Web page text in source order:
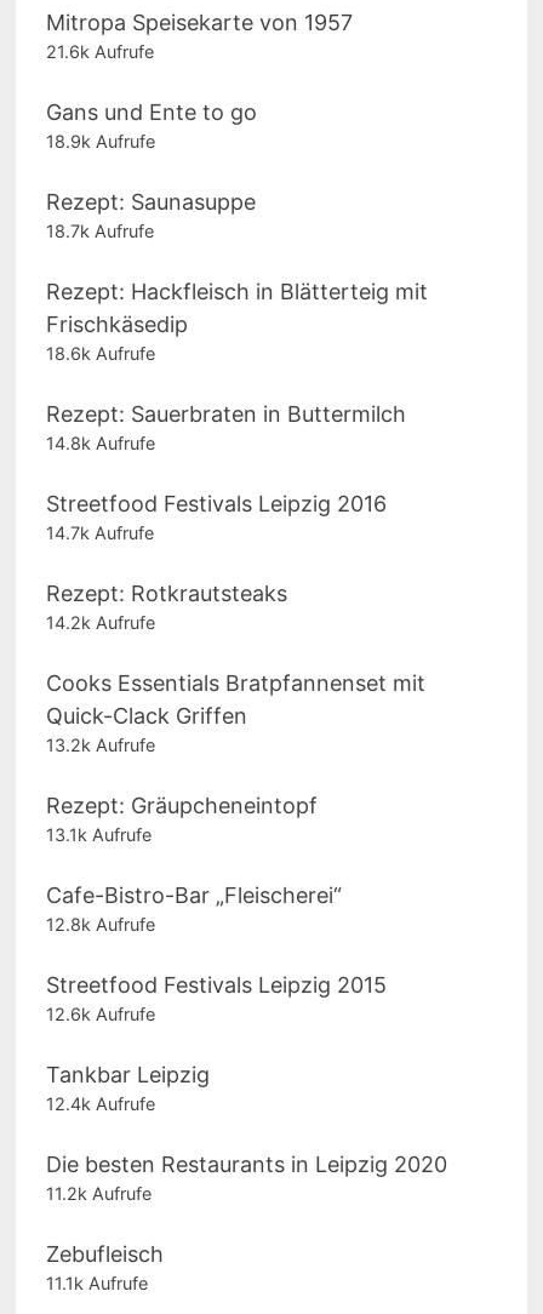
Mitropa Speisekarte von 1957
21.6k Aufrufe
Gans und Ente to go
18.9k Aufrufe
Rezept: Saunasuppe
18.7k Aufrufe
Rezept: Hackfleisch in Blätterteig mit
Frischkäsedip
18.6k Aufrufe
Rezept: Sauerbraten in Buttermilch
14.8k Aufrufe
Streetfood Festivals Leipzig 2016
14.7k Aufrufe
Rezept: Rotkrautsteaks
14.2k Aufrufe
Cooks Essentials Bratpfannenset mit
Quick-Clack Griffen
13.2k Aufrufe
Rezept: Gräupcheneintopf
13.1k Aufrufe
Cafe-Bistro-Bar „Fleischerei“
12.8k Aufrufe
Streetfood Festivals Leipzig 2015
12.6k Aufrufe
Tankbar Leipzig
12.4k Aufrufe
Die besten Restaurants in Leipzig 2020
11.2k Aufrufe
Zebufleisch
11.1k Aufrufe